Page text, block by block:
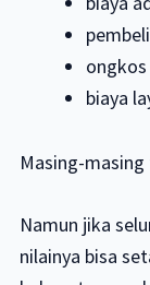
biaya
Masing-
Namun jika
nilainya bisa